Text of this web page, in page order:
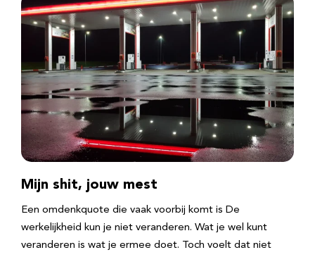
Mijn shit, jouw mest
Een omdenkquote die vaak voorbij komt is De
werkelijkheid kun je niet veranderen. Wat je wel kunt
veranderen is wat je ermee doet. Toch voelt dat niet